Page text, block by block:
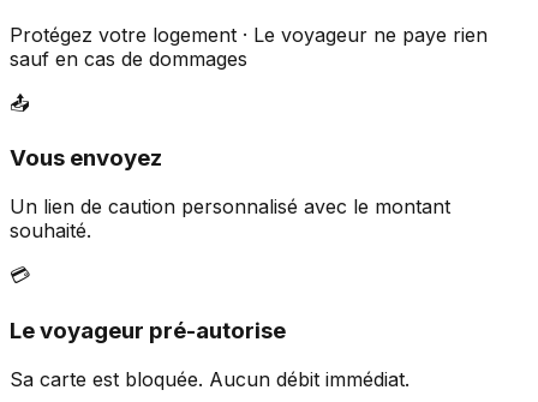
Protégez votre logement · Le voyageur ne paye rien
sauf en cas de dommages
📤
Vous envoyez
Un lien de caution personnalisé avec le montant
souhaité.
💳
Le voyageur pré-autorise
Sa carte est bloquée. Aucun débit immédiat.